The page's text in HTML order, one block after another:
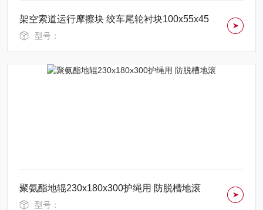
架空索道运行摩擦块 绞车尾轮衬块100x55x45
型号：
聚氨酯地辊230x180x300护绳用 防脱槽地滚
型号：